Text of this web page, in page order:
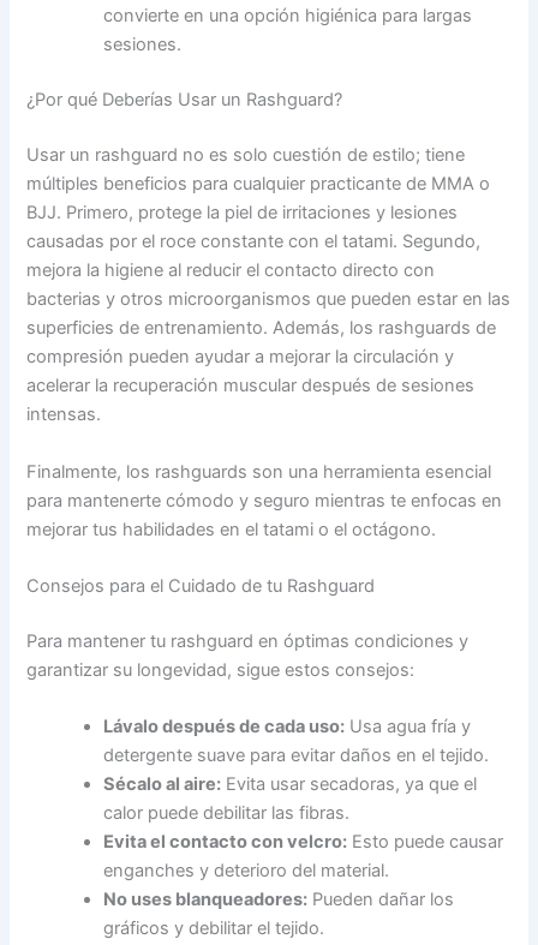
convierte en una opción higiénica para largas
sesiones.
¿Por qué Deberías Usar un Rashguard?
Usar un rashguard no es solo cuestión de estilo; tiene
múltiples beneficios para cualquier practicante de MMA o
BJJ. Primero, protege la piel de irritaciones y lesiones
causadas por el roce constante con el tatami. Segundo,
mejora la higiene al reducir el contacto directo con
bacterias y otros microorganismos que pueden estar en las
superficies de entrenamiento. Además, los rashguards de
compresión pueden ayudar a mejorar la circulación y
acelerar la recuperación muscular después de sesiones
intensas.
Finalmente, los rashguards son una herramienta esencial
para mantenerte cómodo y seguro mientras te enfocas en
mejorar tus habilidades en el tatami o el octágono.
Consejos para el Cuidado de tu Rashguard
Para mantener tu rashguard en óptimas condiciones y
garantizar su longevidad, sigue estos consejos:
Lávalo después de cada uso: Usa agua fría y
detergente suave para evitar daños en el tejido.
Sécalo al aire: Evita usar secadoras, ya que el
calor puede debilitar las fibras.
Evita el contacto con velcro: Esto puede causar
enganches y deterioro del material.
No uses blanqueadores: Pueden dañar los
gráficos y debilitar el tejido.